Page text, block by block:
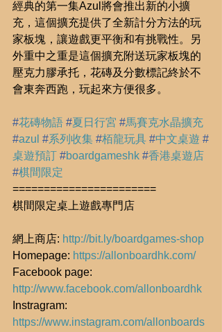
經典的第一集Azul將會推出新的小擴
充，這個擴充提供了全新計分方法的玩
家板塊，讓遊戲更平衡和有挑戰性。另
外重中之重是這個擴充附送玩家板塊的
壓克力膠承托，花磚及分數標記終於不
會東奔西跑，玩起來方便很多。
#花磚物語 #夏日行宮 #馬賽克水晶擴充
#azul #系列收集 #栢龍玩具 #中文桌遊 #
桌遊預訂 #boardgameshk #香港桌遊店
#棋間限定
=======================
棋間限定桌上遊戲專門店
網上商店: http://bit.ly/boardgames-shop
Homepage: https://allonboardhk.com/
Facebook page:
http://www.facebook.com/allonboardhk
Instragram:
https://www.instagram.com/allonboards